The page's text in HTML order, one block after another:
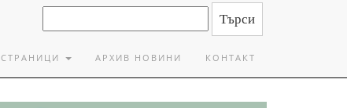
СТРАНИЦИ АРХИВ НОВИНИ КОНТАКТ